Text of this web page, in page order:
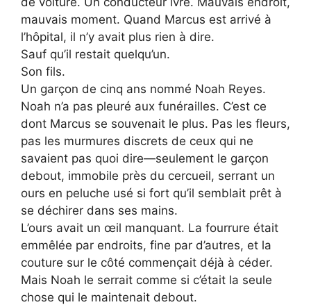
mauvais moment. Quand Marcus est arrivé à
l’hôpital, il n’y avait plus rien à dire.
Sauf qu’il restait quelqu’un.
Son fils.
Un garçon de cinq ans nommé Noah Reyes.
Noah n’a pas pleuré aux funérailles. C’est ce
dont Marcus se souvenait le plus. Pas les fleurs,
pas les murmures discrets de ceux qui ne
savaient pas quoi dire—seulement le garçon
debout, immobile près du cercueil, serrant un
ours en peluche usé si fort qu’il semblait prêt à
se déchirer dans ses mains.
L’ours avait un œil manquant. La fourrure était
emmêlée par endroits, fine par d’autres, et la
couture sur le côté commençait déjà à céder.
Mais Noah le serrait comme si c’était la seule
chose qui le maintenait debout.